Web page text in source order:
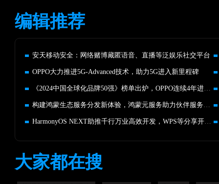
编辑推荐
安天移动安全：网络赌博藏匿语音、直播等泛娱乐社交平台
OPPO大力推进5G-Advanced技术，助力5G进入新里程碑
《2024中国全球化品牌50强》榜单出炉，OPPO连续4年进入前十
构建鸿蒙生态服务分发新体验，鸿蒙元服务助力伙伴服务创新
HarmonyOS NEXT助推千行万业高效开发，WPS等分享开发实践经验
大家都在搜